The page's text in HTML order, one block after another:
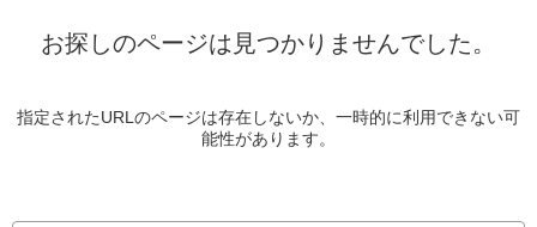
お探しのページは見つかりませんでした。
指定されたURLのページは存在しないか、一時的に利用できない可
能性があります。